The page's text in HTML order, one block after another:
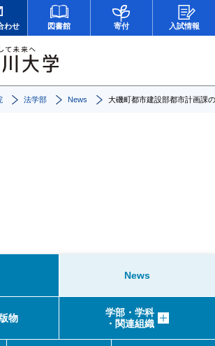
わせ 図書館 寄付 入試情報
法学部 News 大磯町都市建設部都市計画課
News
物
学部・学科
・関連組織